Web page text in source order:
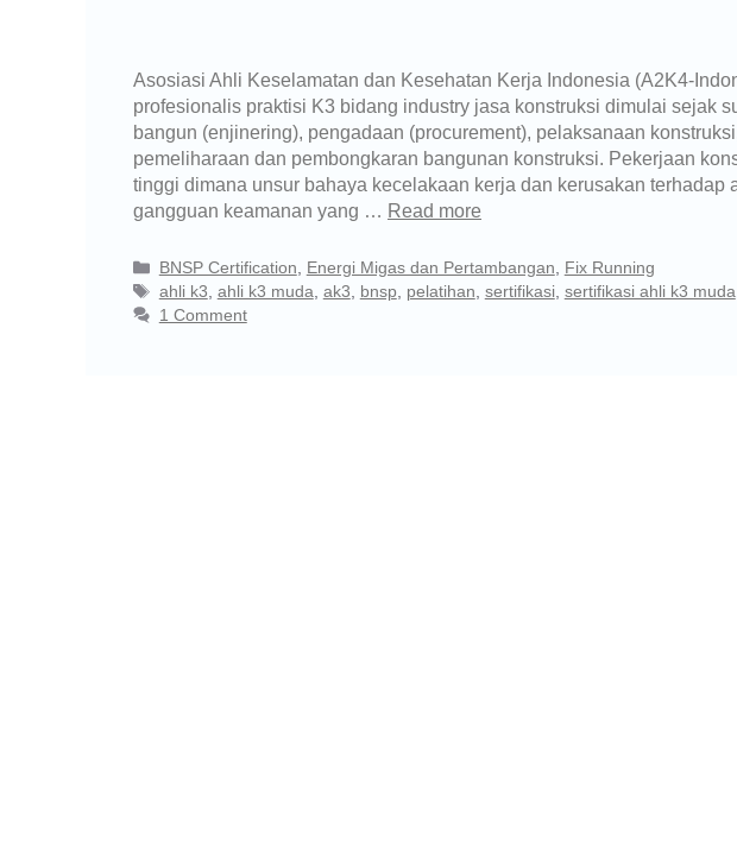
Asosiasi Ahli Keselamatan dan Kesehatan Kerja Indonesia (A2K4-
profesionalis praktisi K3 bidang industry jasa konstruksi dimulai sejak
bangun (enjinering), pengadaan (procurement), pelaksanaan
pemeliharaan dan pembongkaran bangunan konstruksi. Pekerjaan
tinggi dimana unsur bahaya kecelakaan kerja dan kerusakan terhadap
gangguan keamanan yang … Read more
BNSP Certification Energi Migas dan Pertambangan
Fix Running
ahli k3 ahli k3 muda ak3 bnsp, pelatihan sertifikasi, sertifikasi ahli k3 muda
1 Comment